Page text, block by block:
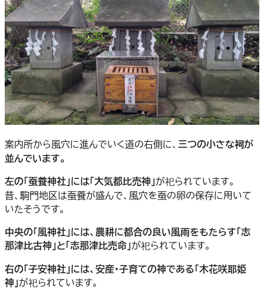
案内所から風穴に進んでいく道の右側に、 三つの小さな祠が
並んでいます。
左の「蚕養神社」には「大気都比売神」が祀られています。
昔、駒門地区は蚕養が盛んで、風穴を蚕の卵の保存に用いて
いたそうです。
中央の「風神社」には、農耕に都合の良い風雨をもたらす「志
那津比古神」と「志那津比売命」が祀られています。
右の「子安神社」には、安産・子育ての神である「木花咲耶姫
神」が祀られています。